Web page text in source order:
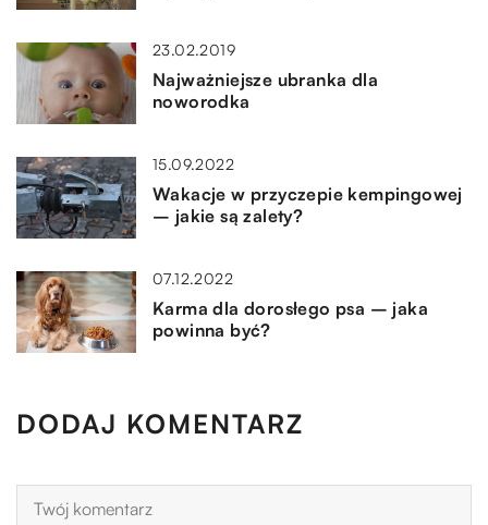
23.02.2019
Najważniejsze ubranka dla
noworodka
15.09.2022
Wakacje w przyczepie kempingowej
– jakie są zalety?
07.12.2022
Karma dla dorosłego psa – jaka
powinna być?
DODAJ KOMENTARZ